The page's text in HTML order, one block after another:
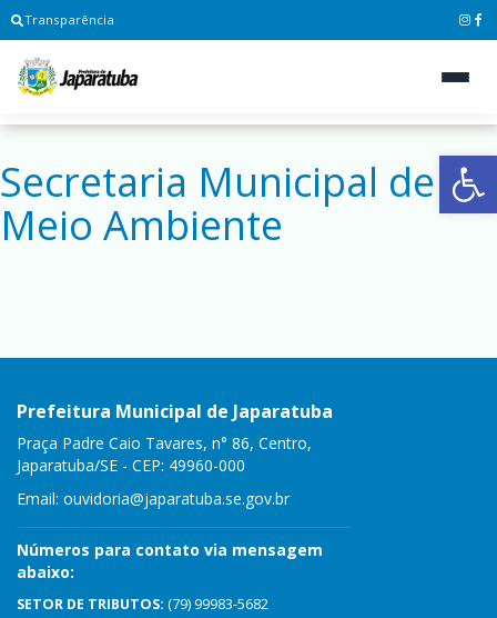
Transparência
Secretaria Municipal de
Meio Ambiente
Prefeitura Municipal de Japaratuba
Praça Padre Caio Tavares, n° 86, Centro,
Japaratuba/SE - CEP: 49960-000
Email: ouvidoria@japaratuba.se.gov.br
Números para contato via mensagem
abaixo:
SETOR DE TRIBUTOS: (79) 99983-5682